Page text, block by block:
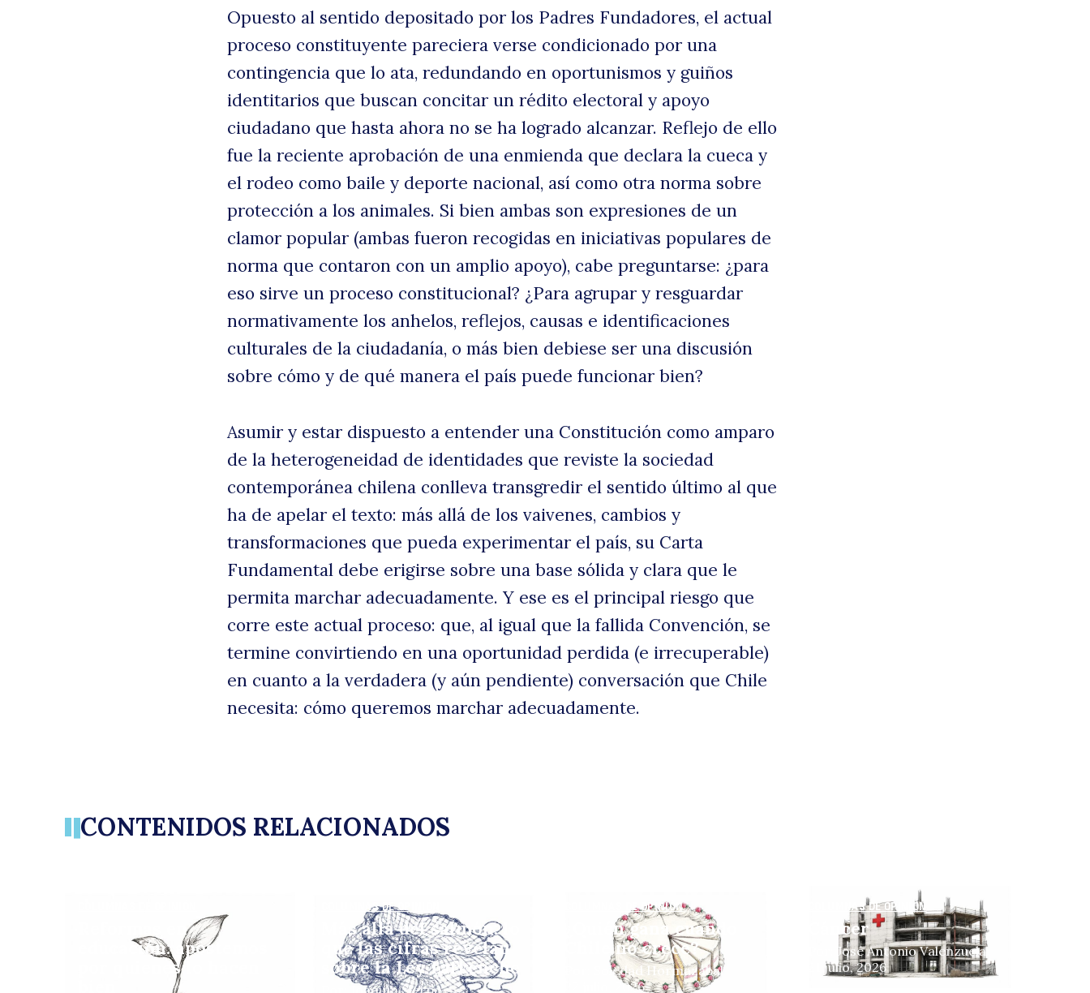
Opuesto al sentido depositado por los Padres Fundadores, el actual
proceso constituyente pareciera verse condicionado por una
contingencia que lo ata, redundando en oportunismos y guiños
identitarios que buscan concitar un rédito electoral y apoyo
ciudadano que hasta ahora no se ha logrado alcanzar. Reflejo de ello
fue la reciente aprobación de una enmienda que declara la cueca y
el rodeo como baile y deporte nacional, así como otra norma sobre
protección a los animales. Si bien ambas son expresiones de un
clamor popular (ambas fueron recogidas en iniciativas populares de
norma que contaron con un amplio apoyo), cabe preguntarse: ¿para
eso sirve un proceso constitucional? ¿Para agrupar y resguardar
normativamente los anhelos, reflejos, causas e identificaciones
culturales de la ciudadanía, o más bien debiese ser una discusión
sobre cómo y de qué manera el país puede funcionar bien?
Asumir y estar dispuesto a entender una Constitución como amparo
de la heterogeneidad de identidades que reviste la sociedad
contemporánea chilena conlleva transgredir el sentido último al que
ha de apelar el texto: más allá de los vaivenes, cambios y
transformaciones que pueda experimentar el país, su Carta
Fundamental debe erigirse sobre una base sólida y clara que le
permita marchar adecuadamente. Y ese es el principal riesgo que
corre este actual proceso: que, al igual que la fallida Convención, se
termine convirtiendo en una oportunidad perdida (e irrecuperable)
en cuanto a la verdadera (y aún pendiente) conversación que Chile
necesita: cómo queremos marchar adecuadamente.
CONTENIDOS RELACIONADOS
Reformas en
educación: apostemos
por quienes lo hacen
COLUMNAS DE OPINIÓN
Más allá del salmón: lo
que las cifras revelan
sobre la Ley Lafkenche
COLUMNAS DE OPINIÓN
¿Quién gana cuando
Chile no crece?
Por: Soledad Hormazábal
22 julio, 2026
COLUMNAS DE OPINIÓN
Cáncer
Por: José Antonio Valenzuela
21 julio, 2026